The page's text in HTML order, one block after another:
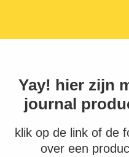
Yay! hier zijn
journal
klik op de link of de
over een